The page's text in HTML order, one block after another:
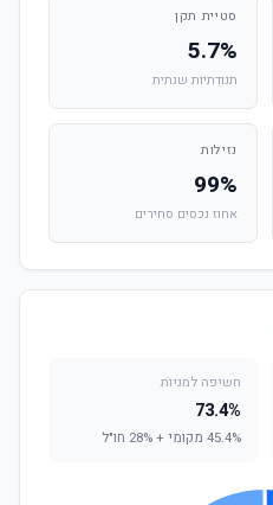
סטיית תקן
5.7%
תנודתיות שנתית
נזילות
99%
אחוז נכסים סחירים
חשיפה למניות
73.4%
45.4% מקומי + 28% חו"ל